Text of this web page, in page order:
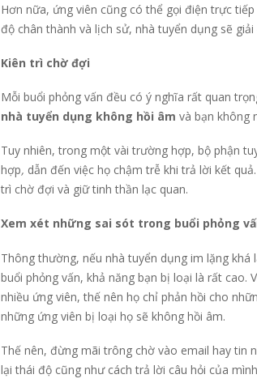
Hơn nữa, ứng viên cũng có thể gọi điện trực
độ chân thành và lịch sử, nhà tuyển dụng sẽ
Kiên trì chờ đợi
Mỗi buổi phỏng vấn đều có ý nghĩa rất quan
nhà tuyển dụng không hồi âm và bạn không
Tuy nhiên, trong một vài trường hợp, bộ phận
hợp, dẫn đến việc họ chậm trễ khi trả lời kết
trì chờ đợi và giữ tinh thần lạc quan.
Xem xét những sai sót trong buổi phỏng
Thông thường, nếu nhà tuyển dụng im lặng
buổi phỏng vấn, khả năng bạn bị loại là rất
nhiều ứng viên, thế nên họ chỉ phản hồi cho
những ứng viên bị loại họ sẽ không hồi âm.
Thế nên, đừng mãi trông chờ vào email hay tin
lại thái độ cũng như cách trả lời câu hỏi của